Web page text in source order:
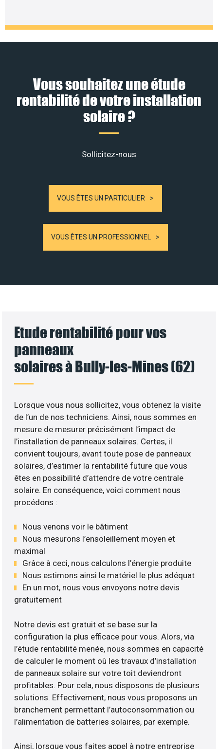
Vous souhaitez une étude
rentabilité de votre installation
solaire ?
Sollicitez-nous
VOUS ÊTES UN PARTICULIER
VOUS ÊTES UN PROFESSIONNEL
Etude rentabilité pour vos
panneaux
solaires à Bully-les-Mines (62)
Lorsque vous nous sollicitez, vous obtenez la visite
de l’un de nos techniciens. Ainsi, nous sommes en
mesure de mesurer précisément l’impact de
l’installation de panneaux solaires. Certes, il
convient toujours, avant toute pose de panneaux
solaires, d’estimer la rentabilité future que vous
êtes en possibilité d’attendre de votre centrale
solaire. En conséquence, voici comment nous
procédons :
Nous venons voir le bâtiment
Nous mesurons l’ensoleillement moyen et
maximal
Grâce à ceci, nous calculons l’énergie produite
Nous estimons ainsi le matériel le plus adéquat
En un mot, nous vous envoyons notre devis
gratuitement
Notre devis est gratuit et se base sur la
configuration la plus efficace pour vous. Alors, via
l’étude rentabilité menée, nous sommes en capacité
de calculer le moment où les travaux d’installation
de panneaux solaire sur votre toit deviendront
profitables. Pour cela, nous disposons de plusieurs
solutions. Effectivement, nous vous proposons un
branchement permettant l’autoconsommation ou
l’alimentation de batteries solaires, par exemple.
Ainsi, lorsque vous faites appel à notre entreprise